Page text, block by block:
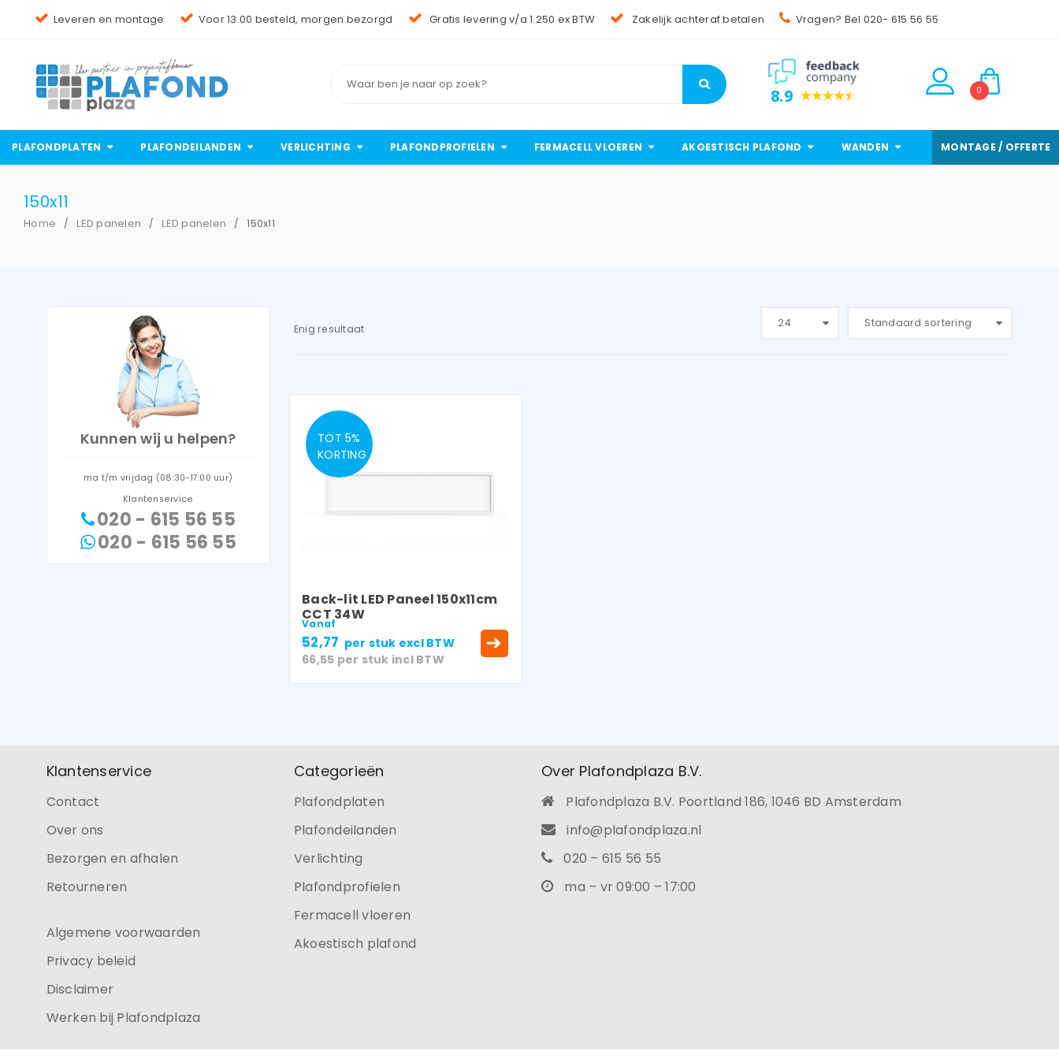
Gebruikersnaam of e-mailadres
JE WACHTWOORD VERGETEN?
Leveren en montage Voor 13.00 besteld, morgen bezorgd Gratis levering v/a 1.250 ex BTW Zakelijk achteraf betalen Vragen? Bel 020- 615 56 55
8.9 0
PLAFONDPLATEN PLAFONDEILANDEN VERLICHTING PLAFONDPROFIELEN FERMACELL VLOEREN AKOESTISCH PLAFOND WANDEN MONTAGE / OFFERTE
150x11
Home / LED panelen / LED panelen / 150x11
Kunnen wij u helpen?
ma t/m vrijdag (08:30-17:00 uur)
Klantenservice
020 - 615 56 55
020 - 615 56 55
Enig resultaat Standaard sortering
24
TOT 5%
KORTING
Back-lit LED Paneel 150x11cm
CCT 34W
Vanaf
52,77 per stuk excl BTW
66,55 per stuk incl BTW
Klantenservice
Contact
Over ons
Bezorgen en afhalen
Retourneren
Algemene voorwaarden
Privacy beleid
Disclaimer
Werken bij Plafondplaza
Categorieën
Plafondplaten
Plafondeilanden
Verlichting
Plafondprofielen
Fermacell vloeren
Akoestisch plafond
Over Plafondplaza B.V.
Plafondplaza B.V. Poortland 186, 1046 BD Amsterdam
info@plafondplaza.nl
020 – 615 56 55
ma – vr 09:00 – 17:00